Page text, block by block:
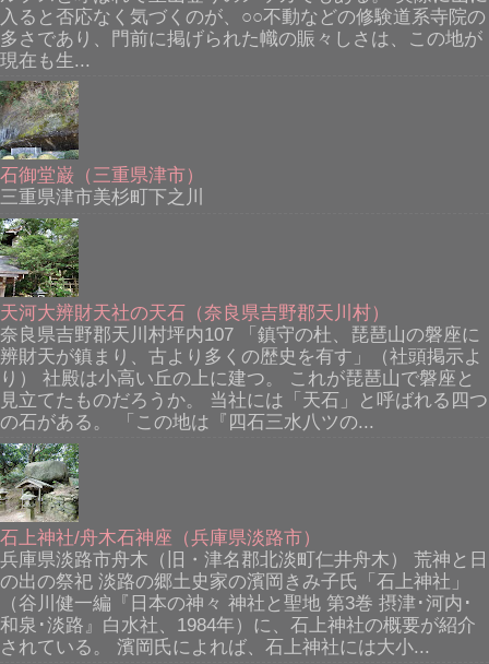
入ると否応なく気づくのが、○○不動などの修験道系寺院の
多さであり、門前に掲げられた幟の賑々しさは、この地が
現在も生...
石御堂巌（三重県津市）
三重県津市美杉町下之川
天河大辨財天社の天石（奈良県吉野郡天川村）
奈良県吉野郡天川村坪内107 「鎮守の杜、琵琶山の磐座に
辨財天が鎮まり、古より多くの歴史を有す」（社頭掲示よ
り） 社殿は小高い丘の上に建つ。 これが琵琶山で磐座と
見立てたものだろうか。 当社には「天石」と呼ばれる四つ
の石がある。 「この地は『四石三水八ツの...
石上神社/舟木石神座（兵庫県淡路市）
兵庫県淡路市舟木（旧・津名郡北淡町仁井舟木） 荒神と日
の出の祭祀 淡路の郷土史家の濱岡きみ子氏「石上神社」
（谷川健一編『日本の神々 神社と聖地 第3巻 摂津･河内･
和泉･淡路』白水社、1984年）に、石上神社の概要が紹介
されている。 濱岡氏によれば、石上神社には大小...